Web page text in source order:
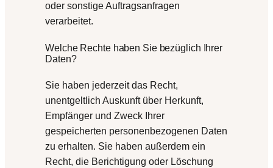
oder sonstige Auftragsanfragen
verarbeitet.
Welche Rechte haben Sie bezüglich Ihrer
Daten?
Sie haben jederzeit das Recht,
unentgeltlich Auskunft über Herkunft,
Empfänger und Zweck Ihrer
gespeicherten personenbezogenen Daten
zu erhalten. Sie haben außerdem ein
Recht, die Berichtigung oder Löschung